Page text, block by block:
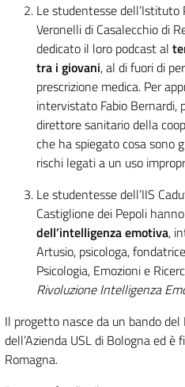
Le studentesse
Veronelli di Casalecchio di
dedicato il loro podcast al
tra i giovani, al di fuori di
prescrizione medica. Per
intervistato Fabio Bernardi,
direttore sanitario della
che ha spiegato cosa sono
rischi legati a un uso
Le studentesse dell’IIS
Castiglione dei Pepoli
dell’intelligenza emotiva,
Artusio, psicologa,
Psicologia, Emozioni e
Rivoluzione Intelligenza
Il progetto nasce da un bando
dell’Azienda USL di Bologna ed
Romagna.